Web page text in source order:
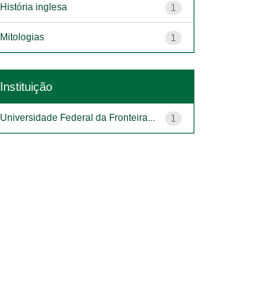
1
História inglesa
1
Mitologias
Instituição
1
Universidade Federal da Fronteira...